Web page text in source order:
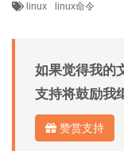
linux linux命令
如果觉得我的
支持将鼓励我
赞赏支持